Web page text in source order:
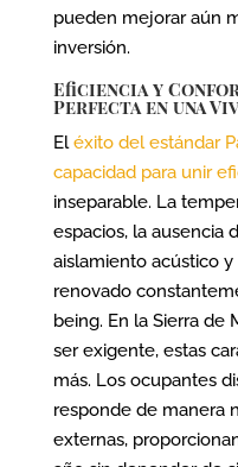
pueden mejorar aún
inversión.
Eficiencia y
Perfecta en una
Eléxito del estándar
capacidad para unir
inseparable. La
espacios, la ausencia
aislamiento acústico
renovado
being. En la Sierra de
ser exigente, estas
más. Los ocupantes
responde de manera
externas,